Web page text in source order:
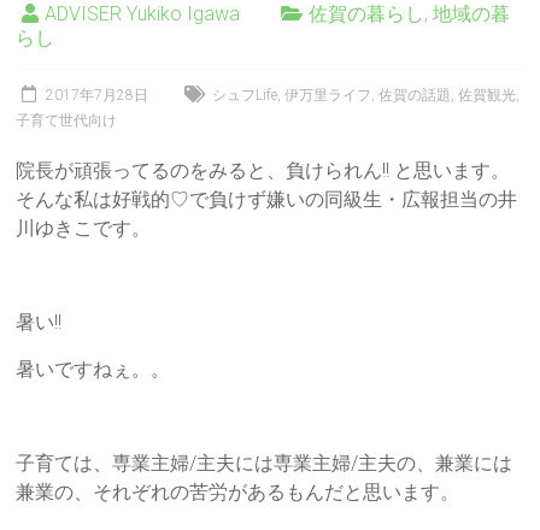
ADVISER Yukiko Igawa 佐賀の暮らし,地域の暮
らし
2017年7月28日 シュフLife ,伊万里ライフ ,佐賀の話題 ,佐賀観光
子育て世代向け
院長が頑張ってるのをみると、負けられん!! と思います。
そんな私は好戦的♡で負けず嫌いの同級生・広報担当の井
川ゆきこです。
暑い!!
暑いですねぇ。。
子育ては、専業主婦/主夫には専業主婦/主夫の、兼業には
兼業の、それぞれの苦労があるもんだと思います。